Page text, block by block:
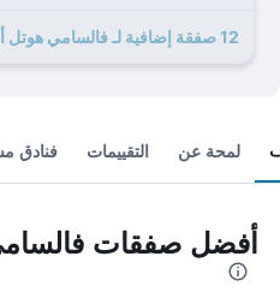
12 صفقة إضافية لـ فالسامي هوتل أبارتمنتس
لمحة عن التقييمات فنادق
أفضل صفقات